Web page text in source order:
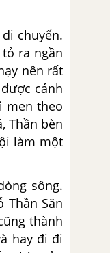
chuyển.
ra ngần
nên rất
cánh
men theo
Thần bèn
làm một
sông.
Thần Săn
thành
hay đi đi